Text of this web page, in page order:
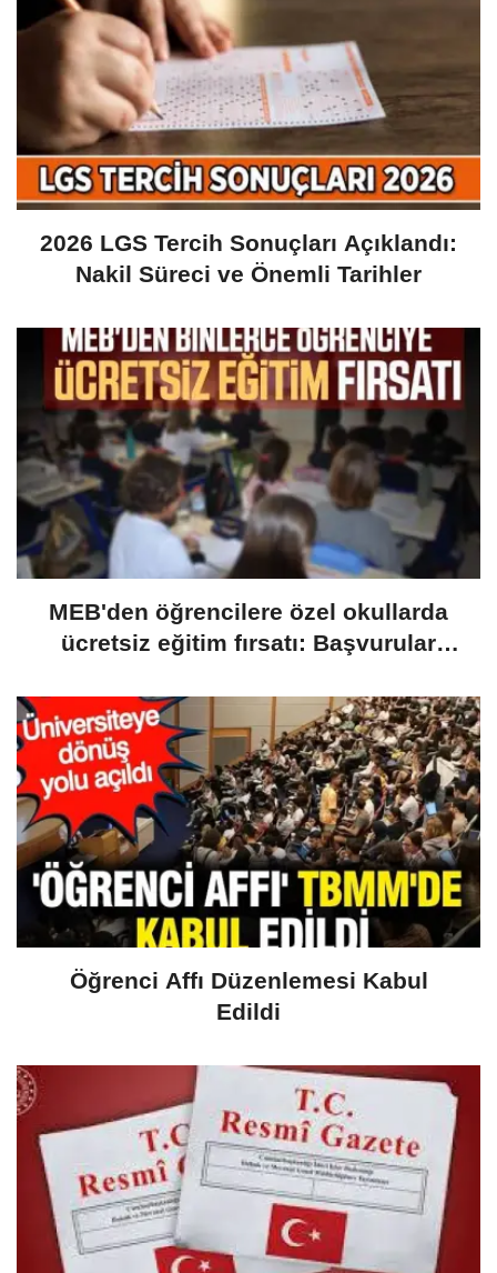
2026 LGS Tercih Sonuçları Açıklandı:
Nakil Süreci ve Önemli Tarihler
MEB'den öğrencilere özel okullarda
ücretsiz eğitim fırsatı: Başvurular
Öğrenci Affı Düzenlemesi Kabul
Edildi